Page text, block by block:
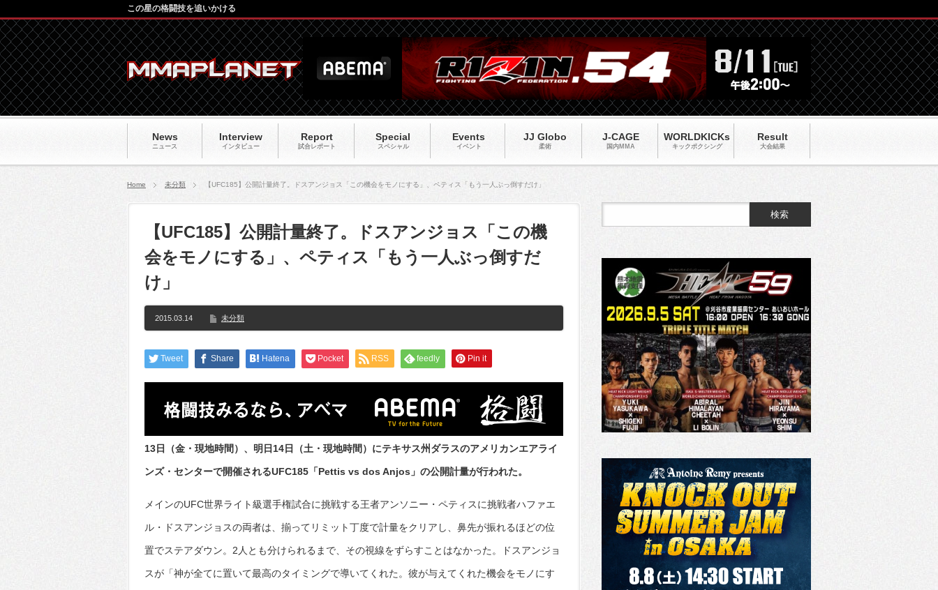
News
ニュース
Interview
インタビュー
Report
試合レポート
Special
スペシャル
Events
イベント
JJ Globo
柔術
J-CAGE
国内MMA
WORLDKICKs
キックポクシング
Result
大会結果
この星の格闘技を追いかける
Home 未分類 【UFC185】公開計量終了。ドスアンジョス「この機会をモノにする」、ペティス「もう一人ぶっ倒すだけ」
【UFC185】公開計量終了。ドスアンジョス「この機
会をモノにする」、ペティス「もう一人ぶっ倒すだ
け」
2015.03.14 未分類
Tweet Share Hatena Pocket RSS feedly Pin it
13日（金・現地時間）、明日14日（土・現地時間）にテキサス州ダラスのアメリカンエアライ
ンズ・センターで開催されるUFC185「Pettis vs dos Anjos」の公開計量が行われた。
メインのUFC世界ライト級選手権試合に挑戦する王者アンソニー・ペティスに挑戦者ハファエ
ル・ドスアンジョスの両者は、揃ってリミット丁度で計量をクリアし、鼻先が振れるほどの位
置でステアダウン。2人とも分けられるまで、その視線をずらすことはなかった。ドスアンジョ
スが「神が全てに置いて最高のタイミングで導いてくれた。彼が与えてくれた機会をモノにす